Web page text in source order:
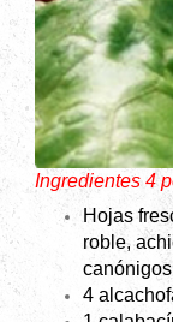
Ingredientes 4
Hojas
roble,
4